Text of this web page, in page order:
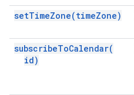
setTimeZone(timeZone)
subscribeToCalendar(
id)